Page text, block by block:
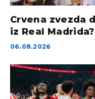
Crvena zvezda
iz Real Madrida?
06.08.2026